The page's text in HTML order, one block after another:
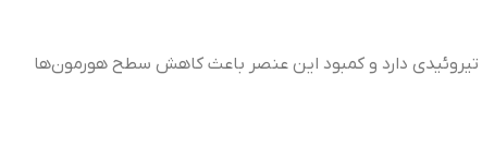
دارد و کمبود این عنصر باعث کاهش سطح هورمون‌ها